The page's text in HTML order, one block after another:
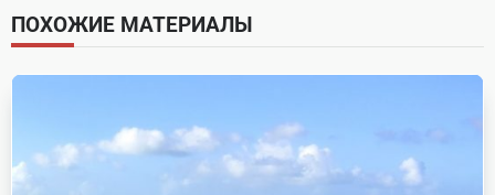
screen-
reader-
text">Page</span>
ПОХОЖИЕ МАТЕРИАЛЫ